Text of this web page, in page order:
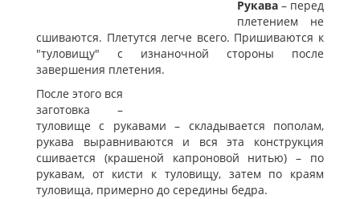
Рукава – перед
плетением не
сшиваются. Плетутся легче всего. Пришиваются к
"туловищу" с изнаночной стороны после
завершения плетения.
После этого вся
заготовка –
туловище с рукавами – складывается пополам,
рукава выравниваются и вся эта конструкция
сшивается (крашеной капроновой нитью) – по
рукавам, от кисти к туловищу, затем по краям
туловища, примерно до середины бедра.